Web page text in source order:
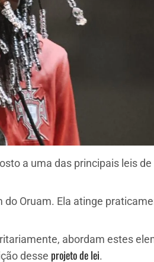
a uma das principais leis
Oruam. Ela atinge
abordam estes
desse projeto de lei.